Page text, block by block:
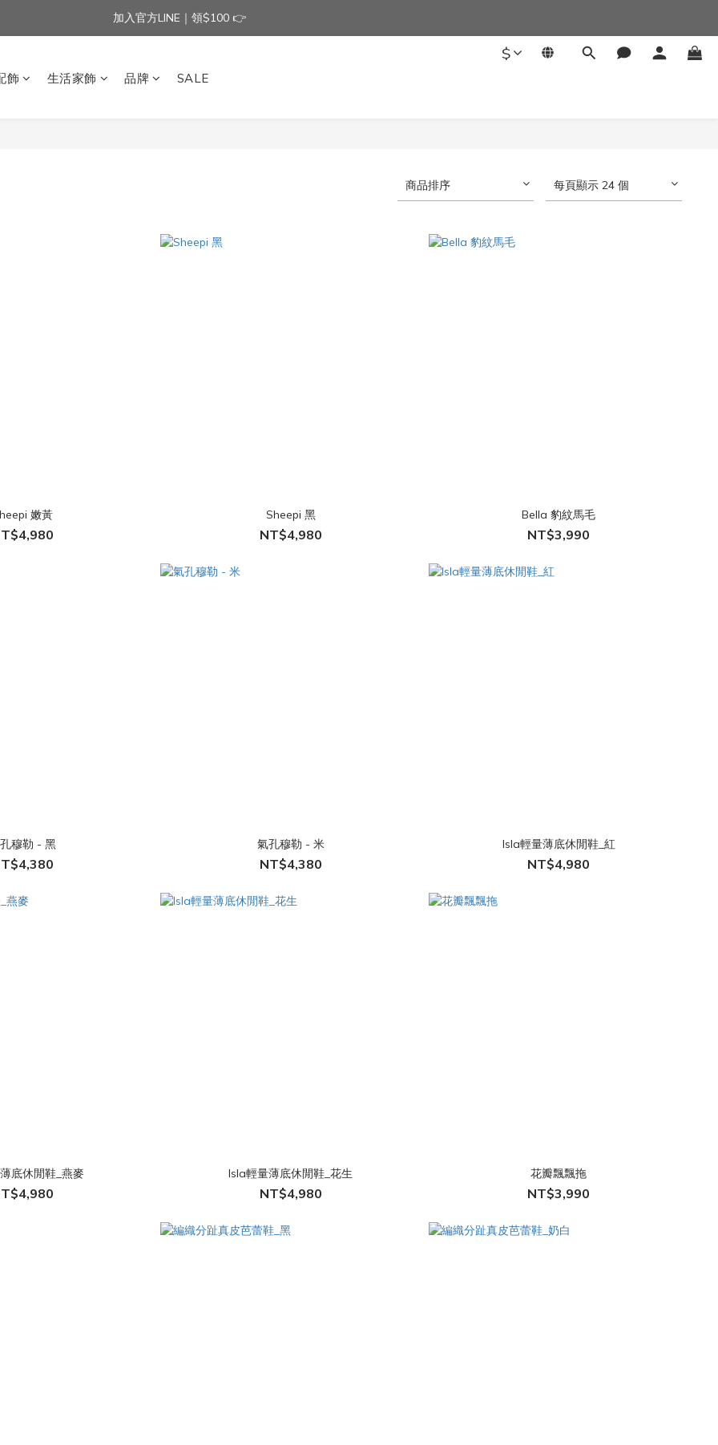
加入官方LINE｜領$100 👉
加入官方LINE｜領$100 👉
加入官方LINE｜領$100 👉
$
飾 生活家飾 品牌 SALE
商品排序 每頁顯示 24 個
嫩黃 Sheepi 黑
NT$4,980
Bella 豹紋馬毛
NT$3,990
穆勒 - 黑 氣孔穆勒 - 米
NT$4,380
Isla輕量薄底休閒鞋_紅
NT$4,980
底休閒鞋_燕麥 Isla輕量薄底休閒鞋_花生
NT$4,980
花瓣飄飄拖
NT$3,990